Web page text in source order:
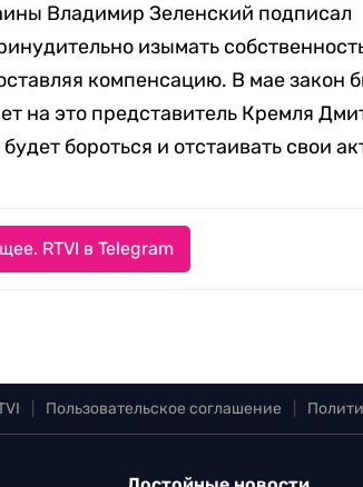
Владимир Зеленский подписал
изымать
компенсацию. В мае закон
на это представитель Кремля
бороться и отстаивать свои
RTVI в Telegram
Пользовательское соглашение